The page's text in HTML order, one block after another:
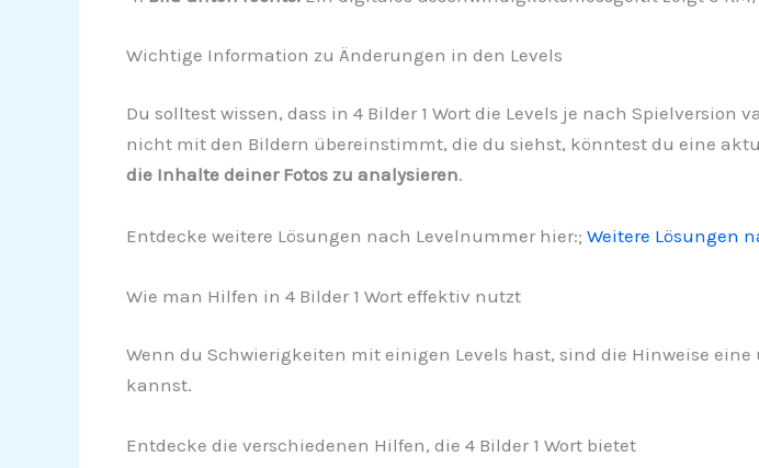
Wichtige Information zu Änderungen in den Levels
Du solltest wissen, dass in 4 Bilder 1 Wort die Levels je nach
nicht mit den Bildern übereinstimmt, die du siehst, könntest du eine
die Inhalte deiner Fotos zu analysieren.
Entdecke weitere Lösungen nach Levelnummer hier:; Weitere Lösungen
Wie man Hilfen in 4 Bilder 1 Wort effektiv nutzt
Wenn du Schwierigkeiten mit einigen Levels hast, sind die Hinweise
kannst.
Entdecke die verschiedenen Hilfen, die 4 Bilder 1 Wort bietet